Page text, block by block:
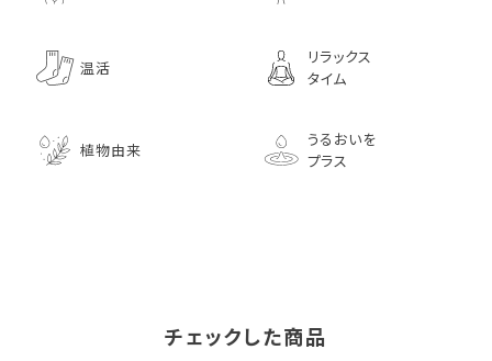
温活
リラックス
タイム
植物由来
うるおいを
プラス
チェックした商品